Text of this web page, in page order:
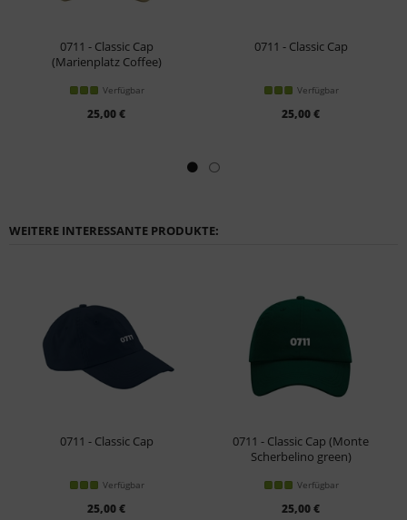
0711 - Classic Cap
(Marienplatz Coffee)
Verfügbar
25,00 €
0711 - Classic Cap
Verfügbar
25,00 €
WEITERE INTERESSANTE PRODUKTE:
0711 - Classic Cap
Verfügbar
25,00 €
0711 - Classic Cap (Monte
Scherbelino green)
Verfügbar
25,00 €